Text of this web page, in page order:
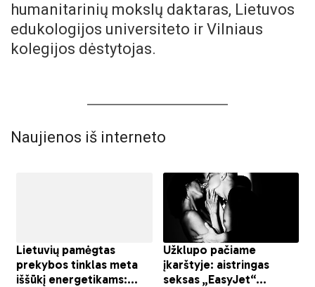
humanitarinių mokslų daktaras, Lietuvos
edukologijos universiteto ir Vilniaus
kolegijos dėstytojas.
Naujienos iš interneto